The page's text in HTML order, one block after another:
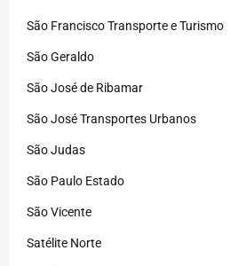
São Francisco Transporte e Turismo
São Geraldo
São José de Ribamar
São José Transportes Urbanos
São Judas
São Paulo Estado
São Vicente
Satélite Norte